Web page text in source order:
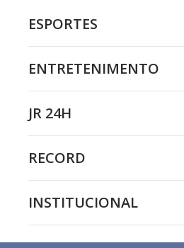
ESPORTES
ENTRETENIMENTO
JR 24H
RECORD
INSTITUCIONAL